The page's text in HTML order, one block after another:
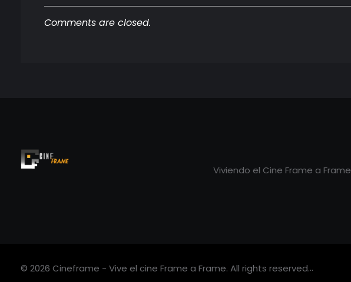
UNIVERSITARIO
Comments are closed.
Viviendo el Cine Frame a Frame
© 2026 Cineframe - Vive el cine Frame a Frame. All rights reserved...